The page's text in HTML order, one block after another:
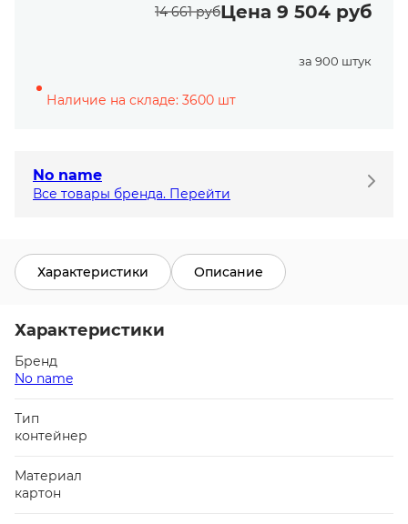
14 661 рубЦена 9 504 руб
за 900 штук
Наличие на складе: 3600 шт
No name
Все товары бренда. Перейти
Характеристики Описание
Характеристики
Бренд
No name
Тип
контейнер
Материал
картон